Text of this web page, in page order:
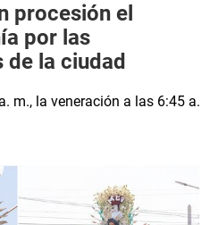
procesión el
por las
la ciudad
m., la veneración a las 6:45 a.